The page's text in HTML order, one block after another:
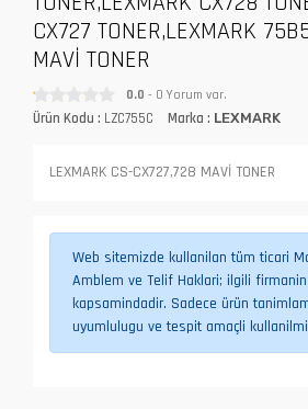
CX727 TONER,LEXMARK
MAVİ TONER
0.0 - 0 Yorum var.
Ürün Kodu : LZC755C Marka : LEXMARK
LEXMARK CS-CX727,728 MAVİ TONER
Web sitemizde kullanilan tüm ticari
Amblem ve Telif Haklari; ilgili
kapsamindadir. Sadece ürün
uyumlulugu ve tespit amaçli